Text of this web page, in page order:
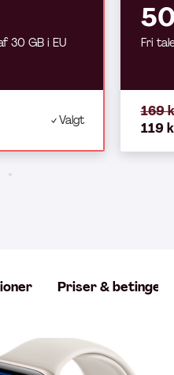
30 GB i EU
Valgt
Fri
169
119
Priser &